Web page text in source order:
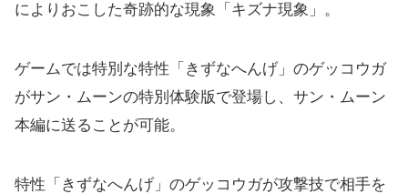
によりおこした奇跡的な現象「キズナ現象」。
ゲームでは特別な特性「きずなへんげ」のゲッコウガ
がサン・ムーンの特別体験版で登場し、サン・ムーン
本編に送ることが可能。
特性「きずなへんげ」のゲッコウガが攻撃技で相手を